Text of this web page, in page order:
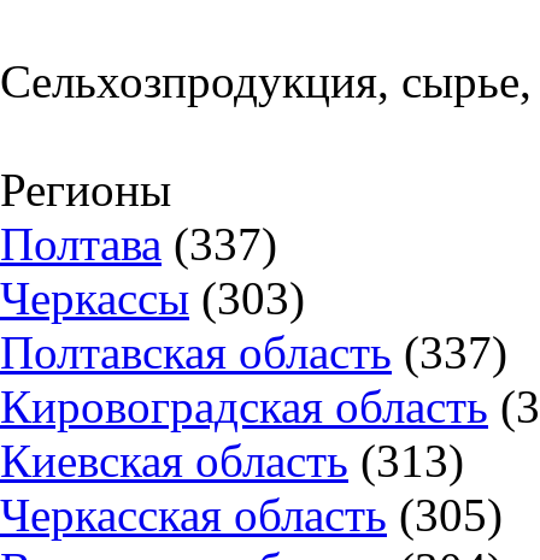
Сельхозпродукция,
Регионы
Полтава (337)
Черкассы (303)
Полтавская область (337)
Кировоградская область
Киевская область (313)
Черкасская область (305)